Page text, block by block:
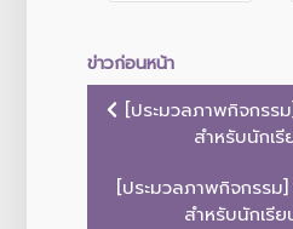
ข่าวก่อนหน้า
[ประมวลภาพกิจกรร
สำหรับนักเ
[ประมวลภาพกิจกรร
สำหรับนักเรี